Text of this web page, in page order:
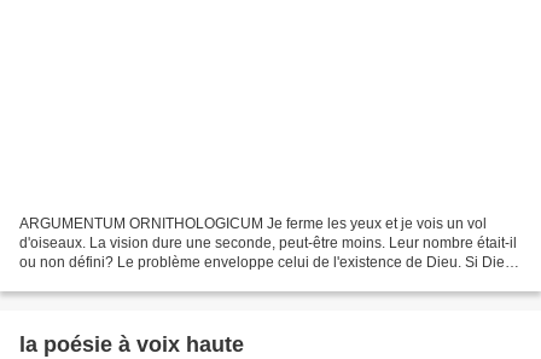
ARGUMENTUM ORNITHOLOGICUM Je ferme les yeux et je vois un vol
d'oiseaux. La vision dure une seconde, peut-être moins. Leur nombre était-il
ou non défini? Le problème enveloppe celui de l'existence de Dieu. Si Dieu
la poésie à voix haute